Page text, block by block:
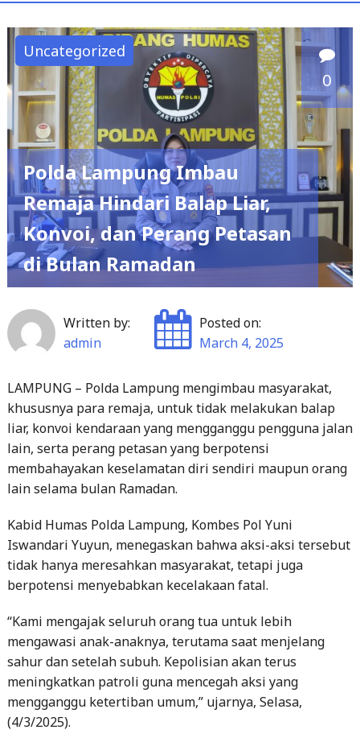
Uncategorized
0
Polda Lampung Imbau
Remaja Hindari Balap Liar,
Konvoi, dan Perang Petasan
di Bulan Ramadan
Written by:
admin
Posted on:
March 4, 2025
LAMPUNG – Polda Lampung mengimbau masyarakat,
khususnya para remaja, untuk tidak melakukan balap
liar, konvoi kendaraan yang mengganggu pengguna jalan
lain, serta perang petasan yang berpotensi
membahayakan keselamatan diri sendiri maupun orang
lain selama bulan Ramadan.
Kabid Humas Polda Lampung, Kombes Pol Yuni
Iswandari Yuyun, menegaskan bahwa aksi-aksi tersebut
tidak hanya meresahkan masyarakat, tetapi juga
berpotensi menyebabkan kecelakaan fatal.
“Kami mengajak seluruh orang tua untuk lebih
mengawasi anak-anaknya, terutama saat menjelang
sahur dan setelah subuh. Kepolisian akan terus
meningkatkan patroli guna mencegah aksi yang
mengganggu ketertiban umum,” ujarnya, Selasa,
(4/3/2025).